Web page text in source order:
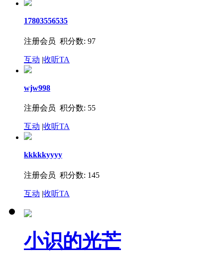
17803556535
注册会员 积分数: 97
互动 |收听TA
wjw998
注册会员 积分数: 55
互动 |收听TA
kkkkkyyyy
注册会员 积分数: 145
互动 |收听TA
小识的光芒